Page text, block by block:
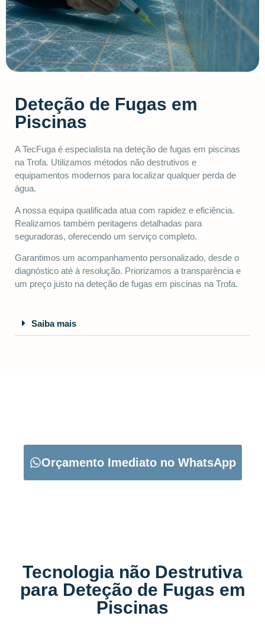
Deteção de Fugas em
Piscinas
A TecFuga é especialista na deteção de fugas em piscinas
na Trofa. Utilizamos métodos não destrutivos e
equipamentos modernos para localizar qualquer perda de
água.
A nossa equipa qualificada atua com rapidez e eficiência.
Realizamos também peritagens detalhadas para
seguradoras, oferecendo um serviço completo.
Garantimos um acompanhamento personalizado, desde o
diagnóstico até à resolução. Priorizamos a transparência e
um preço justo na deteção de fugas em piscinas na Trofa.
Saiba mais
Orçamento Imediato no WhatsApp
Tecnologia não Destrutiva
para Deteção de Fugas em
Piscinas